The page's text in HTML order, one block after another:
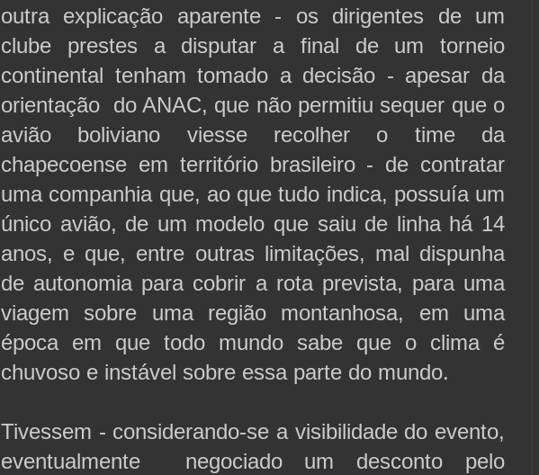
outra explicação aparente - os dirigentes de um
clube prestes a disputar a final de um torneio
continental tenham tomado a decisão - apesar da
orientação do ANAC, que não permitiu sequer que o
avião boliviano viesse recolher o time da
chapecoense em território brasileiro - de contratar
uma companhia que, ao que tudo indica, possuía um
único avião, de um modelo que saiu de linha há 14
anos, e que, entre outras limitações, mal dispunha
de autonomia para cobrir a rota prevista, para uma
viagem sobre uma região montanhosa, em uma
época em que todo mundo sabe que o clima é
chuvoso e instável sobre essa parte do mundo.
Tivessem - considerando-se a visibilidade do evento,
eventualmente negociado um desconto pelo